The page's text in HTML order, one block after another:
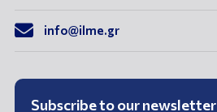
 info@ilme.gr
Subscribe to our newsletter